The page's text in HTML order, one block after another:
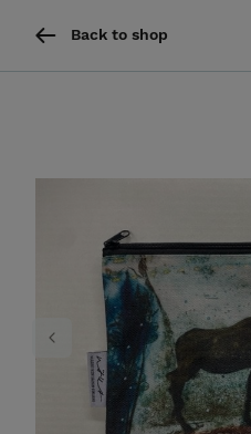
Back to shop
Previous